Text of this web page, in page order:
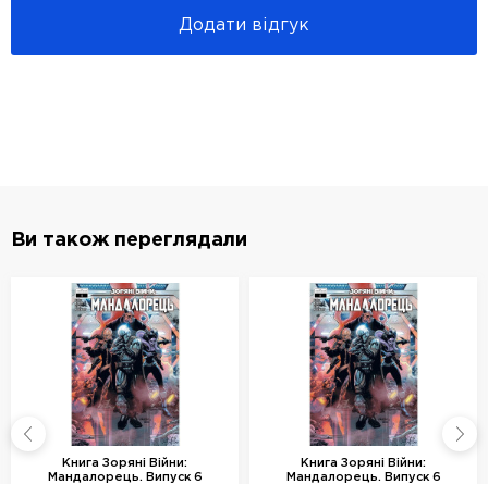
Додати відгук
Ви також переглядали
Книга Зоряні Війни:
Мандалорець. Випуск 6
Книга Зоряні Війни:
Мандалорець. Випуск 6